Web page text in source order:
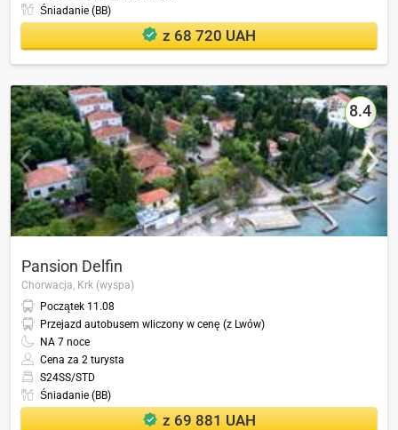
Śniadanie (BB)
z 68 720 UAH
8.4
Pansion Delfin
Chorwacja, Krk (wyspa)
Początek 11.08
Przejazd autobusem wliczony w cenę (z Lwów)
NA 7 noce
Cena za 2 turysta
S24SS/STD
Śniadanie (BB)
z 69 881 UAH